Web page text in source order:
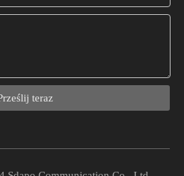
urządzenia inne niż PoE ze swoją
teraz